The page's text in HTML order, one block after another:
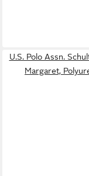
U.S. Polo Assn.
Margaret,